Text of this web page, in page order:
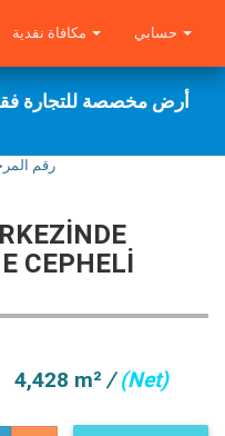
أرض مخصصة للتجارة
رقم
CEPHELİ
4,428 m² /(Net)